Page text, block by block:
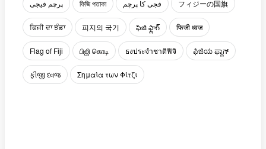
پرچم فیجی ফিজি পতাকা فجی کا پرچم フィジーの国旗
ਫਿਜੀ ਦਾ ਝੰਡਾ 피지의 국기 ఫిజి ఫ్లాగ్ फिजी ध्वज
Flag of Fiji பிஜி கொடி ธงประจำชาติฟิจิ ಫಿಜಿಯ ಫ್ಲಾಗ್
ફીજી ધ્વજ Σημαία των Φίτζι